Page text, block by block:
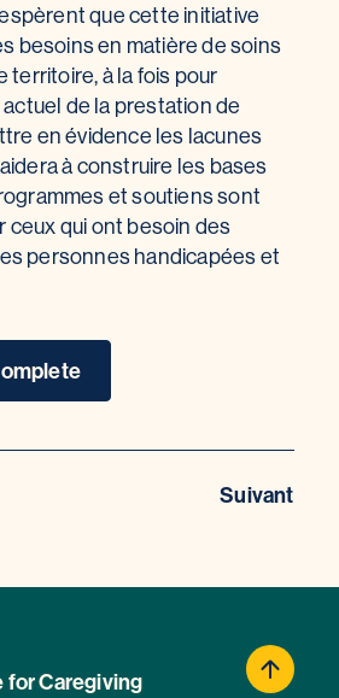
que cette initiative
besoins en matière de soins
territoire, à la fois pour
de la prestation de
en évidence les lacunes
à construire les bases
et soutiens sont
ceux qui ont besoin des
personnes handicapées et
Suivant
for Caregiving